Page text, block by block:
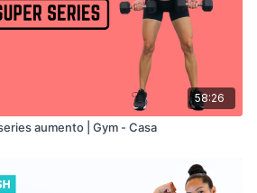
58:26
aumento | Gym - Casa